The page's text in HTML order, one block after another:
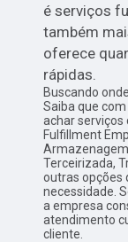
é serviços
também
oferece
rápidas.
Buscando
Saiba que
achar serviços
Fulfillment
Terceirizada,
outras opções
necessidade.
a empresa
atendimento
cliente.